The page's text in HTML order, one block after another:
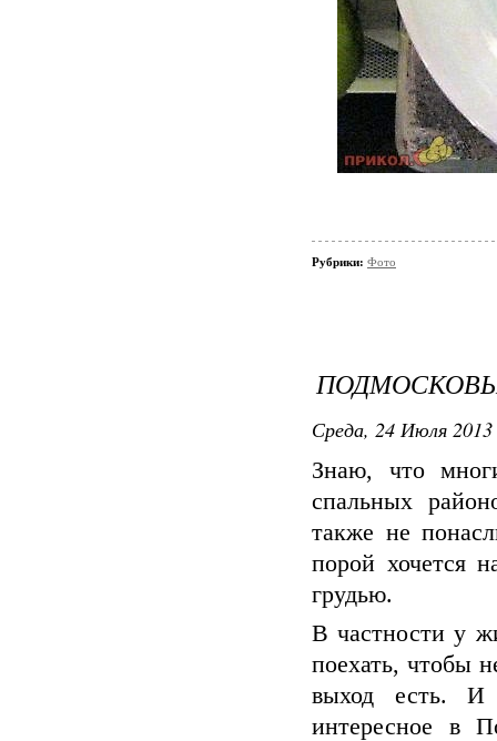
Рубрики: Фото
Среда, 24 Июля 2013
Знаю, что
спальных
также не
порой хочется
грудью.
В частности у
поехать, чтобы
выход есть. И
интересное в